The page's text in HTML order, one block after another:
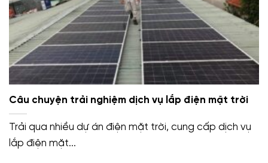
Câu chuyện trải nghiệm dịch vụ lắp điện mặt trời
Trải qua nhiều dự án điện mặt trời, cung cấp dịch vụ
lắp điện mặt...